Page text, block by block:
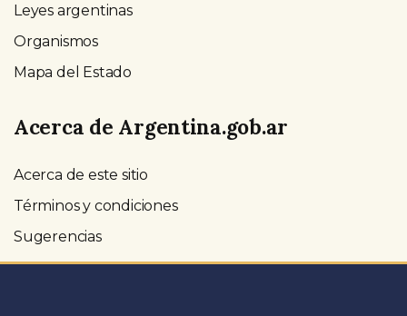
Leyes argentinas
Organismos
Mapa del Estado
Acerca de Argentina.gob.ar
Acerca de este sitio
Términos y condiciones
Sugerencias